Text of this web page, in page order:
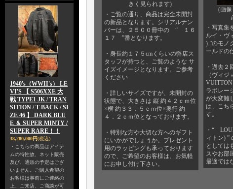
1940's（WWII's） LE
VI'S 【 S506XXE 大
戦 TYPE1 JK / TRAN
SITION / T-BACK / SI
ZE 46 】 DARK BLU
E ＆ SUPER MINTY /
SUPER RARE！！
38,280,000円(税込)
・こちらの商品はアイテ
ムの特性故、ネット販売
及び、通販の予定はござ
いません。ご購入希望の
お客様は事前にご連絡の
上、ご来店、ご商談が可
きく見られます)
・ご覧の通り、商品は完全未開封
の新品となります。シリアルナン
バーは、２５００冊中の “ １６
１７ ”番となります。
・身長約１７５cmくらいの弊店ス
タッフが持つと、ご覧のような サ
イズイメージとなります。ご参考
ください
・詳しいサイズですが、未開封の
状態で、大きさは 縦 約４２ｃｍ位
×横 約３３．５ｃｍ位×奥行 約
４．２ｃｍ位となっております。
・特別な方や大切な方へのギフト
にいかがでしょうか。プレゼント
用のラッピングも承っております
ので、ご希望のお客様は、お気軽
にお申し付け下さい。
(画
・写真集
ルイ・ヴ
) ”のモノ
ールドの
・過去
（ヴィ
VUITTON
ラボレー
が大変難
は、こち
す。
・“
ィトン) ”
としては
スやお部
最適では